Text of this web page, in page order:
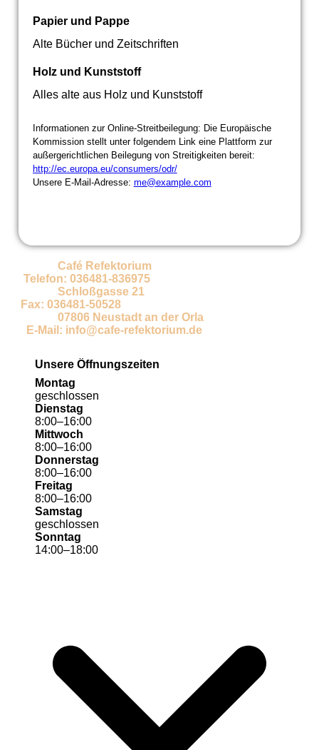
Papier und Pappe
Alte Bücher und Zeitschriften
Holz und Kunststoff
Alles alte aus Holz und Kunststoff
Informationen zur Online-Streitbeilegung: Die Europäische
Kommission stellt unter folgendem Link eine Plattform zur
außergerichtlichen Beilegung von Streitigkeiten bereit:
http://ec.europa.eu/consumers/odr/
Unsere E-Mail-Adresse: me@example.com
Café Refektorium
Telefon: 036481-836975
Schloßgasse 21
Fax: 036481-50528
07806 Neustadt an der Orla
E-Mail: info@cafe-refektorium.de
Unsere Öffnungszeiten
Montag
geschlossen
Dienstag
8:00–16:00
Mittwoch
8:00–16:00
Donnerstag
8:00–16:00
Freitag
8:00–16:00
Samstag
geschlossen
Sonntag
14:00–18:00